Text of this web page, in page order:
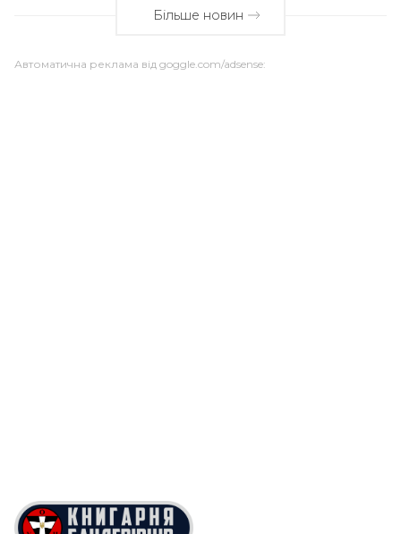
Більше новин
Автоматична реклама від goggle.com/adsense: